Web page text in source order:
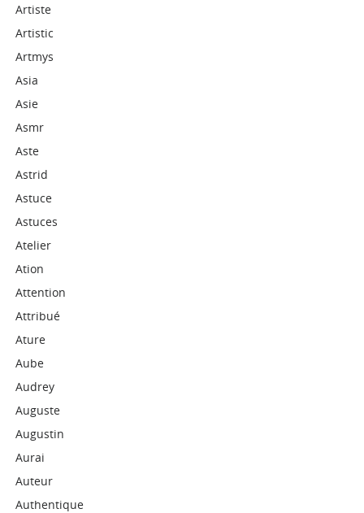
Artiste
Artistic
Artmys
Asia
Asie
Asmr
Aste
Astrid
Astuce
Astuces
Atelier
Ation
Attention
Attribué
Ature
Aube
Audrey
Auguste
Augustin
Aurai
Auteur
Authentique